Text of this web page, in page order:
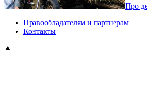
Про
Правообладателям и партнерам
Контакты
▲